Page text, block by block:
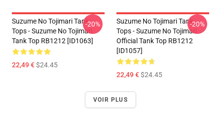
Suzume No Tojimari Tank
Tops - Suzume No Tojimari
Tank Top RB1212 [ID1063]
22,49 €$24.45
-20%
Suzume No Tojimari Tank
Tops - Suzume No Tojimari
Official Tank Top RB1212
[ID1057]
22,49 €$24.45
-20%
VOIR PLUS